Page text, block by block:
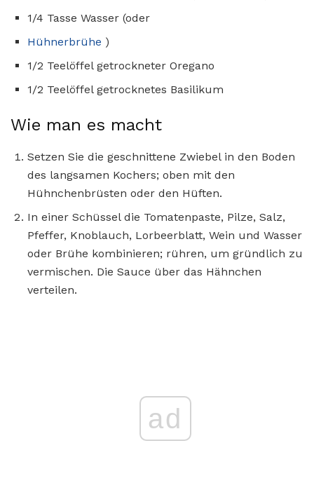
1/4 Tasse Wasser (oder
Hühnerbrühe )
1/2 Teelöffel getrockneter Oregano
1/2 Teelöffel getrocknetes Basilikum
Wie man es macht
Setzen Sie die geschnittene Zwiebel in den Boden
des langsamen Kochers; oben mit den
Hühnchenbrüsten oder den Hüften.
In einer Schüssel die Tomatenpaste, Pilze, Salz,
Pfeffer, Knoblauch, Lorbeerblatt, Wein und Wasser
oder Brühe kombinieren; rühren, um gründlich zu
vermischen. Die Sauce über das Hähnchen
verteilen.
ad